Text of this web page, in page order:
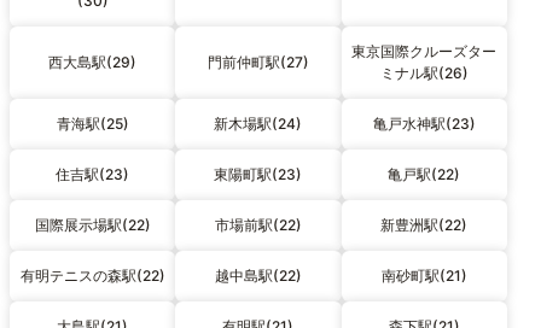
西大島駅(29) 門前仲町駅(27)
東京国際クルーズター
ミナル駅(26)
青海駅(25) 新木場駅(24) 亀戸水神駅(23)
住吉駅(23) 東陽町駅(23) 亀戸駅(22)
国際展示場駅(22) 市場前駅(22) 新豊洲駅(22)
有明テニスの森駅(22) 越中島駅(22) 南砂町駅(21)